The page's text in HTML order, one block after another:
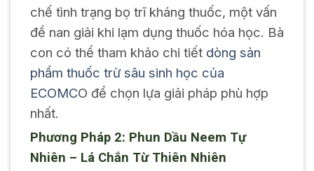
chế tình trạng bọ trĩ kháng thuốc, một vấn
đề nan giải khi lạm dụng thuốc hóa học. Bà
con có thể tham khảo chi tiết dòng sản
phẩm thuốc trừ sâu sinh học của
ECOMCO để chọn lựa giải pháp phù hợp
nhất.
Phương Pháp 2: Phun Dầu Neem Tự
Nhiên – Lá Chắn Từ Thiên Nhiên